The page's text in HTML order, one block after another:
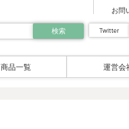
お問
商品一覧 運営会